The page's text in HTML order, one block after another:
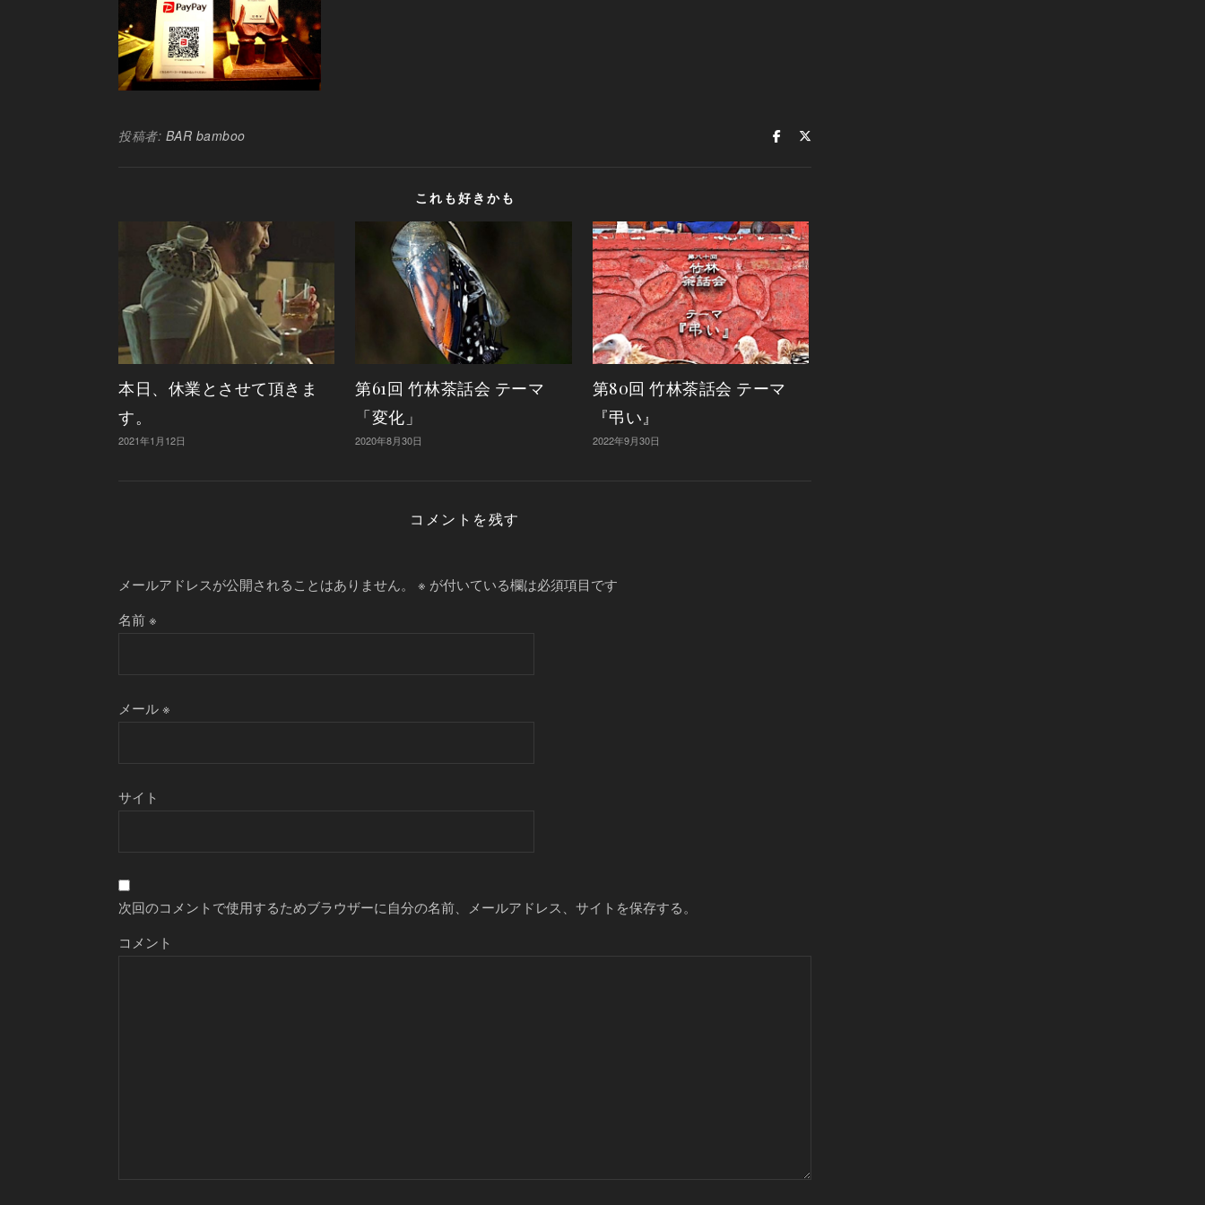
投稿者: BAR bamboo
これも好きかも
本日、休業とさせて頂きま
す。
2021年1月12日
第61回 竹林茶話会 テーマ
「変化」
2020年8月30日
第80回 竹林茶話会 テーマ
『弔い』
2022年9月30日
コメントを残す
メールアドレスが公開されることはありません。 ※ が付いている欄は必須項目です
名前※
メール※
サイト
次回のコメントで使用するためブラウザーに自分の名前、メールアドレス、サイトを保存する。
コメント